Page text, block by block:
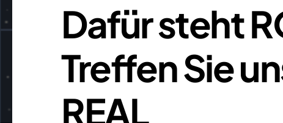
Dafür steht
Treffen Sie
REAL